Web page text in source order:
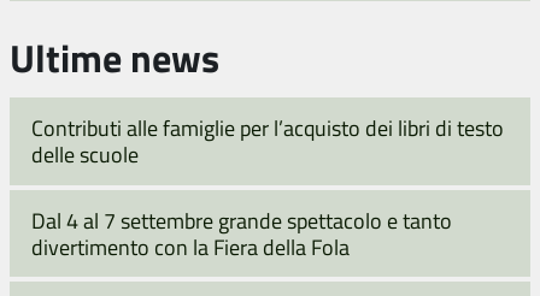
Ultime news
Contributi alle famiglie per l’acquisto dei libri di testo
delle scuole
Dal 4 al 7 settembre grande spettacolo e tanto
divertimento con la Fiera della Fola